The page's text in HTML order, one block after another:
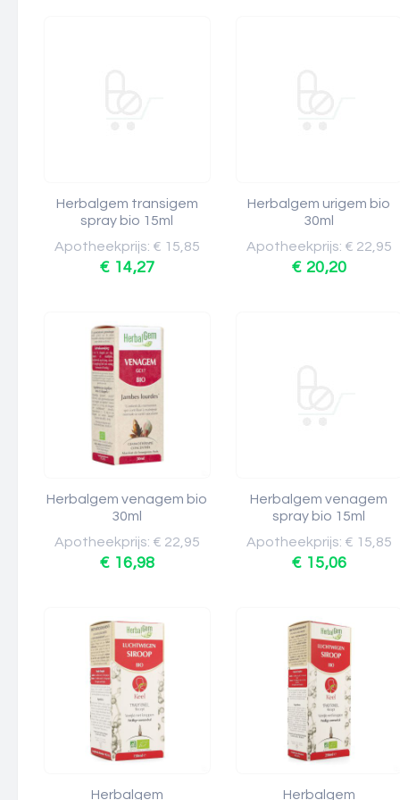
Herbalgem transigem
spray bio 15ml
Apotheekprijs: € 15,85
€ 14,27
Herbalgem urigem bio
30ml
Apotheekprijs: € 22,95
€ 20,20
Herbalgem venagem bio
30ml
Apotheekprijs: € 22,95
€ 16,98
Herbalgem venagem
spray bio 15ml
Apotheekprijs: € 15,85
€ 15,06
Herbalgem Herbalgem